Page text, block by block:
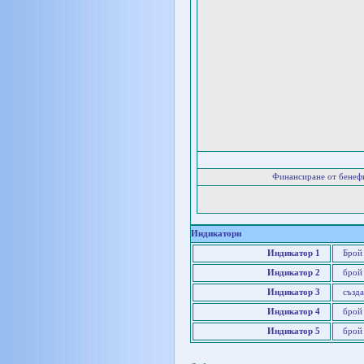
Финансиране от
Индикатори
Индикатор 1 Брой
Индикатор 2 брой
Индикатор 3
Индикатор 4 брой
Индикатор 5 брой